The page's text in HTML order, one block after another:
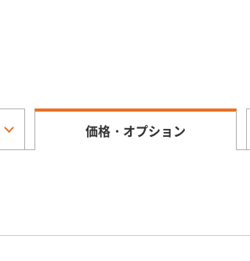
価格・オプション